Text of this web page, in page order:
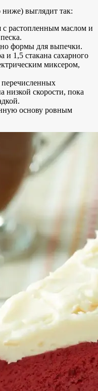
выглядит так:
растопленным маслом и
формы для выпечки.
и 1,5 стакана сахарного
миксером,
низкой скорости, пока
основу ровным